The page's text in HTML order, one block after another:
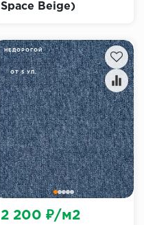
Space Beige)
НЕДОРОГОЙ
ОТ 5 УП.
2 200 ₽/м2